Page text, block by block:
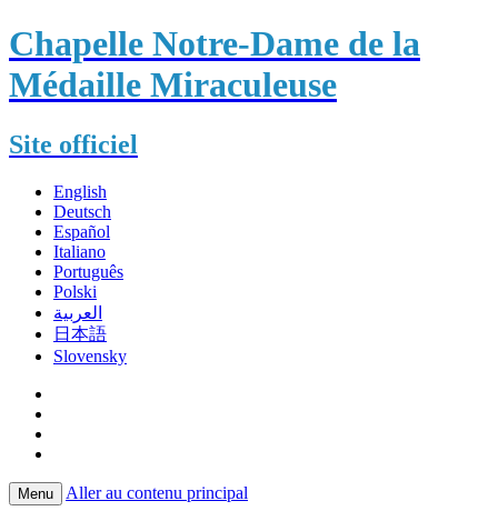
Chapelle Notre-Dame de la
Médaille Miraculeuse
Site officiel
English
Deutsch
Español
Italiano
Português
Polski
العربية
日本語
Slovensky
Menu Aller au contenu principal